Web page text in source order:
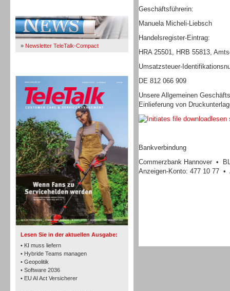
» Newsletter TeleTalk-Compact
Lesen Sie in der aktuellen Ausgabe:
• KI muss liefern
• Hybride Teams managen
• Geopolitik
• Software 2036
• EU AI Act Versicherer
TK- und ACD-Systeme
Workforce-Management
Geschäftsführerin:
Manuela Micheli-Liebsch
Handelsregister-Eintrag:
HRA 25501, HRB 55813,
Umsatzsteuer-
DE 812 066 909
Unsere Allgemeinen
Einlieferung von
lesen
Bankverbindung
Commerzbank Hannover •
Anzeigen-Konto: 477 10 77 •